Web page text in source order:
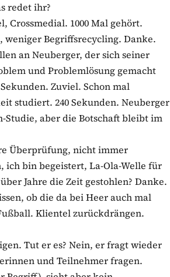
redet ihr?
Crossmedial. 1000 Mal gehört.
Begriffsrecycling. Danke.
an Neuberger, der sich seiner
und Problemlösung gemacht
Zuviel. Schon mal
studiert. 240 Sekunden. Neuberger
Studie, aber die Botschaft bleibt im
Überprüfung, nicht immer
ich bin begeistert, La-Ola-Welle für
Jahre die Zeit gestohlen? Danke.
ob die da bei Heer auch mal
Klientel zurückdrängen.
Tut er es? Nein, er fragt wieder
und Teilnehmer fragen.